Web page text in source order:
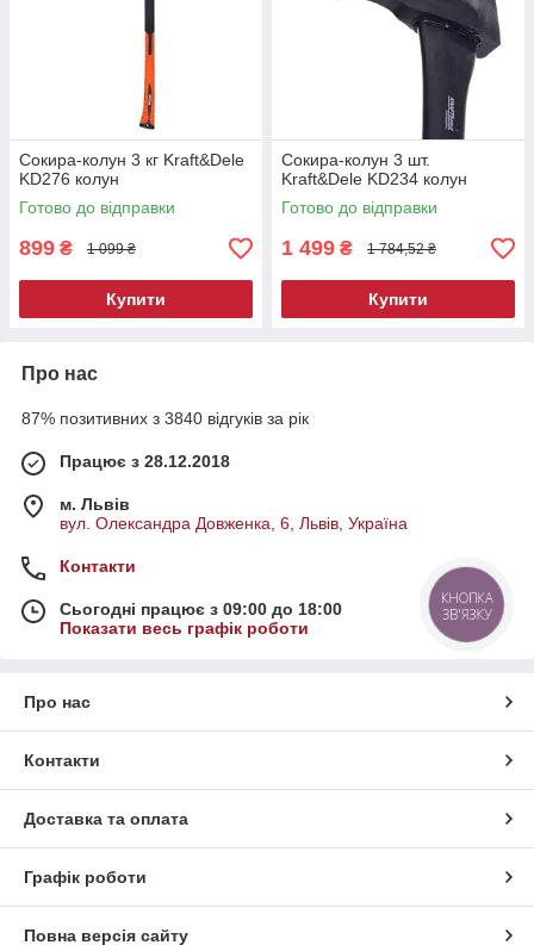
Сокира-колун 3 кг Kraft&Dele
KD276 колун
Готово до відправки
899 ₴ 1 099 ₴
Купити
Сокира-колун 3 шт.
Kraft&Dele KD234 колун
Готово до відправки
1 499 ₴ 1 784,52 ₴
Купити
Про нас
87% позитивних з 3840 відгуків за рік
Працює з 28.12.2018
м. Львів
вул. Олександра Довженка, 6, Львів, Україна
Контакти
Сьогодні працює з 09:00 до 18:00
Показати весь графік роботи
Про нас
Контакти
Доставка та оплата
Графік роботи
Повна версія сайту
КНОПКА
ЗВ'ЯЗКУ